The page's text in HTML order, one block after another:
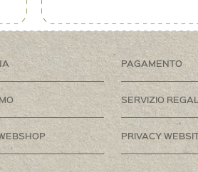
PAGAMENTO
SERVIZIO
PRIVACY